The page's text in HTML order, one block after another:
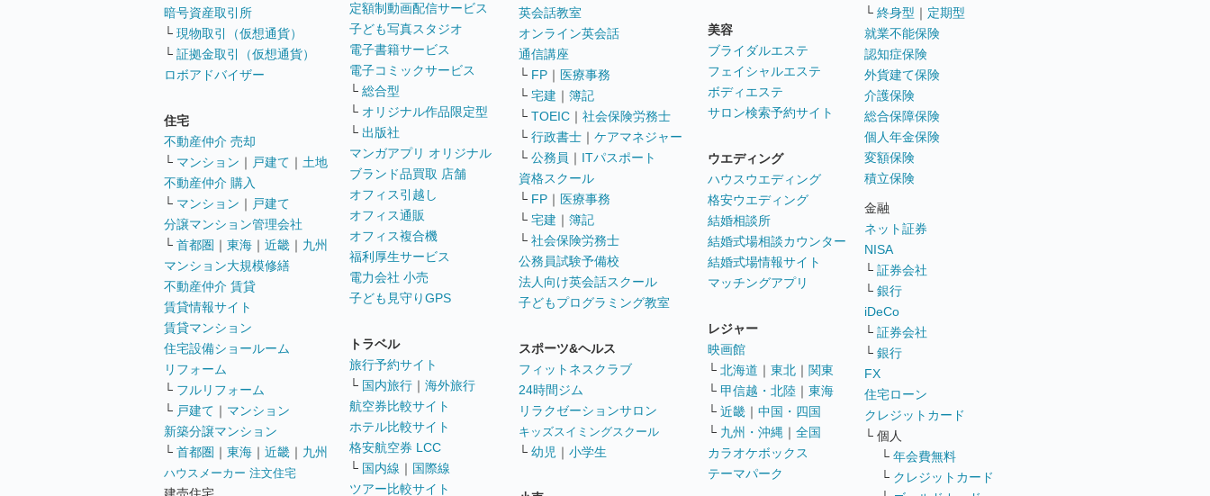
暗号資産取引所
└ 現物取引（仮想通貨）
└ 証拠金取引（仮想通貨）
ロボアドバイザー
住宅
不動産仲介 売却
└ マンション ｜ 戸建て ｜ 土地
不動産仲介 購入
└ マンション ｜ 戸建て
分譲マンション管理会社
└ 首都圏 ｜ 東海 ｜ 近畿 ｜ 九州
マンション大規模修繕
不動産仲介 賃貸
賃貸情報サイト
賃貸マンション
住宅設備ショールーム
リフォーム
└ フルリフォーム
└ 戸建て ｜ マンション
新築分譲マンション
└ 首都圏 ｜ 東海 ｜ 近畿 ｜ 九州
ハウスメーカー 注文住宅
定額制動画配信サービス
子ども写真スタジオ
電子書籍サービス
電子コミックサービス
└ 総合型
└ オリジナル作品限定型
└ 出版社
マンガアプリ オリジナル
ブランド品買取 店舗
オフィス引越し
オフィス通販
オフィス複合機
福利厚生サービス
電力会社 小売
子ども見守りGPS
トラベル
旅行予約サイト
└ 国内旅行 ｜ 海外旅行
航空券比較サイト
ホテル比較サイト
格安航空券 LCC
└ 国内線 ｜ 国際線
ツアー比較サイト
英会話教室
オンライン英会話
通信講座
└ FP ｜ 医療事務
└ 宅建 ｜ 簿記
└ TOEIC ｜ 社会保険労務士
└ 行政書士 ｜ ケアマネジャー
└ 公務員 ｜ ITパスポート
資格スクール
└ FP ｜ 医療事務
└ 宅建 ｜ 簿記
└ 社会保険労務士
公務員試験予備校
法人向け英会話スクール
子どもプログラミング教室
スポーツ&ヘルス
フィットネスクラブ
24時間ジム
リラクゼーションサロン
キッズスイミングスクール
└ 幼児 ｜ 小学生
美容
ブライダルエステ
フェイシャルエステ
ボディエステ
サロン検索予約サイト
ウエディング
ハウスウエディング
格安ウエディング
結婚相談所
結婚式場相談カウンター
結婚式場情報サイト
マッチングアプリ
レジャー
映画館
└ 北海道 ｜ 東北 ｜ 関東
└ 甲信越・北陸 ｜ 東海
└ 近畿 ｜ 中国・四国
└ 九州・沖縄 ｜ 全国
カラオケボックス
テーマパーク
└ 終身型 ｜ 定期型
就業不能保険
認知症保険
外貨建て保険
介護保険
総合保障保険
個人年金保険
変額保険
積立保険
金融
ネット証券
NISA
└ 証券会社
└ 銀行
iDeCo
└ 証券会社
└ 銀行
FX
住宅ローン
クレジットカード
└ 個人
└ 年会費無料
└ クレジットカード